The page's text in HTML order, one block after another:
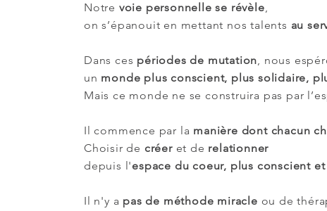
Notre voie personnelle se révèle,
on s’épanouit en mettant nos talents au
Dans ces périodes de mutation, nous
un monde plus conscient, plus solidaire,
Mais ce monde ne se construira pas par
Il commence par la manière dont chacun
Choisir de créer et de relationner
depuis l'espace du coeur, plus conscient
Il n'y a pas de méthode miracle ou de